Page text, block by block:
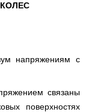
напряжениям с
связаны
поверхностях